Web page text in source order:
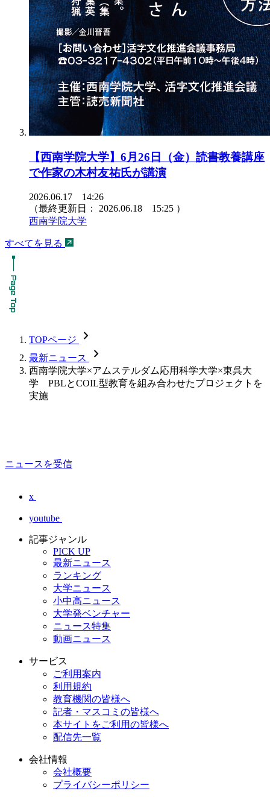
【西南学院大学】6月26日（金）読書教養講座
で作家の木村友祐氏が講演
2026.06.17 14:26
（最終更新日： 2026.06.18 15:25 ）
西南学院大学
すべてを見る
TOPページ chevron_forward
最新ニュース chevron_forward
西南学院大学×アムステルダム応用科学大学×東呉大
学 PBLとCOIL型教育を組み合わせたプロジェクトを
実施
ニュースを受信
x
youtube
記事ジャンル
PICK UP
最新ニュース
ランキング
大学ニュース
小中高ニュース
大学発ベンチャー
ニュース特集
動画ニュース
サービス
ご利用案内
利用規約
教育機関の皆様へ
記者・マスコミの皆様へ
本サイトをご利用の皆様へ
配信先一覧
会社情報
会社概要
プライバシーポリシー